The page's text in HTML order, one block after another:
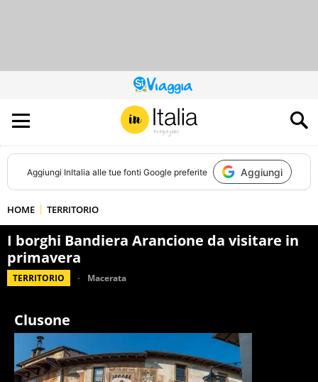
QUESTO
SITO
CONTRIBUISCE
ALL’AUDIENCE
DI
Aggiungi InItalia alle tue fonti Google preferite Aggiungi
HOME TERRITORIO
I borghi Bandiera Arancione da visitare in
primavera
TERRITORIO Macerata
Clusone